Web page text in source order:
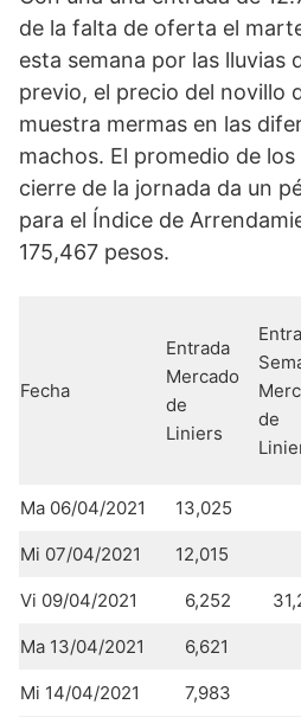
de la falta de oferta el
esta semana por las lluvias
previo, el precio del novillo
muestra mermas en las
machos. El promedio de
cierre de la jornada da un
para el Índice de
175,467 pesos.
Fecha
Entrada
Mercado
de
Liniers
de
Ma 06/04/2021 13,025
Mi 07/04/2021 12,015
Vi 09/04/2021 6,252
Ma 13/04/2021 6,621
Mi 14/04/2021 7,983